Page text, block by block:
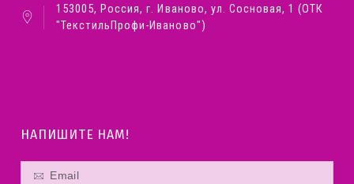
153005, Россия, г. Иваново, ул. Сосновая, 1 (ОТК
"ТекстильПрофи-Иваново")
НАПИШИТЕ НАМ!